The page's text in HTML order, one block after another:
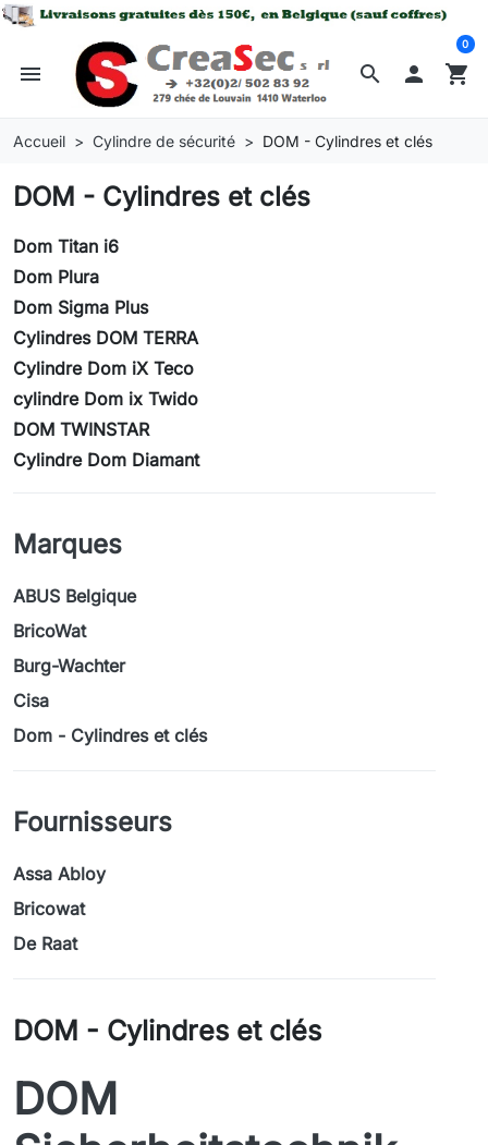
search
menu  shopping_cart
0
Accueil Cylindre de sécurité DOM - Cylindres et clés
DOM - Cylindres et clés
Dom Titan i6
Dom Plura
Dom Sigma Plus
Cylindres DOM TERRA
Cylindre Dom iX Teco
cylindre Dom ix Twido
DOM TWINSTAR
Cylindre Dom Diamant
Marques
ABUS Belgique
BricoWat
Burg-Wachter
Cisa
Dom - Cylindres et clés
Fournisseurs
Assa Abloy
Bricowat
De Raat
DOM - Cylindres et clés
DOM